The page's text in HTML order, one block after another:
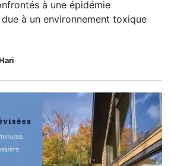
à une épidémie
à un environnement toxique